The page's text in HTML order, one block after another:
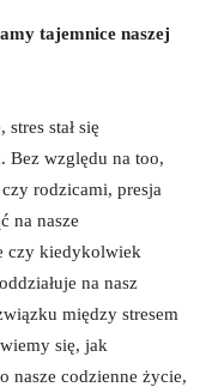
tajemnice naszej
stał się
Bez względu na too,
rodzicami, presja
na nasze
czy kiedykolwiek
na nasz
między stresem
się, jak
nasze codzienne życie,